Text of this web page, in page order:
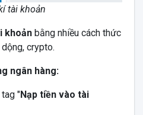
tài khoản
khoản bằng nhiều cách thức
crypto.
ngân hàng:
"Nạp tiền vào tài